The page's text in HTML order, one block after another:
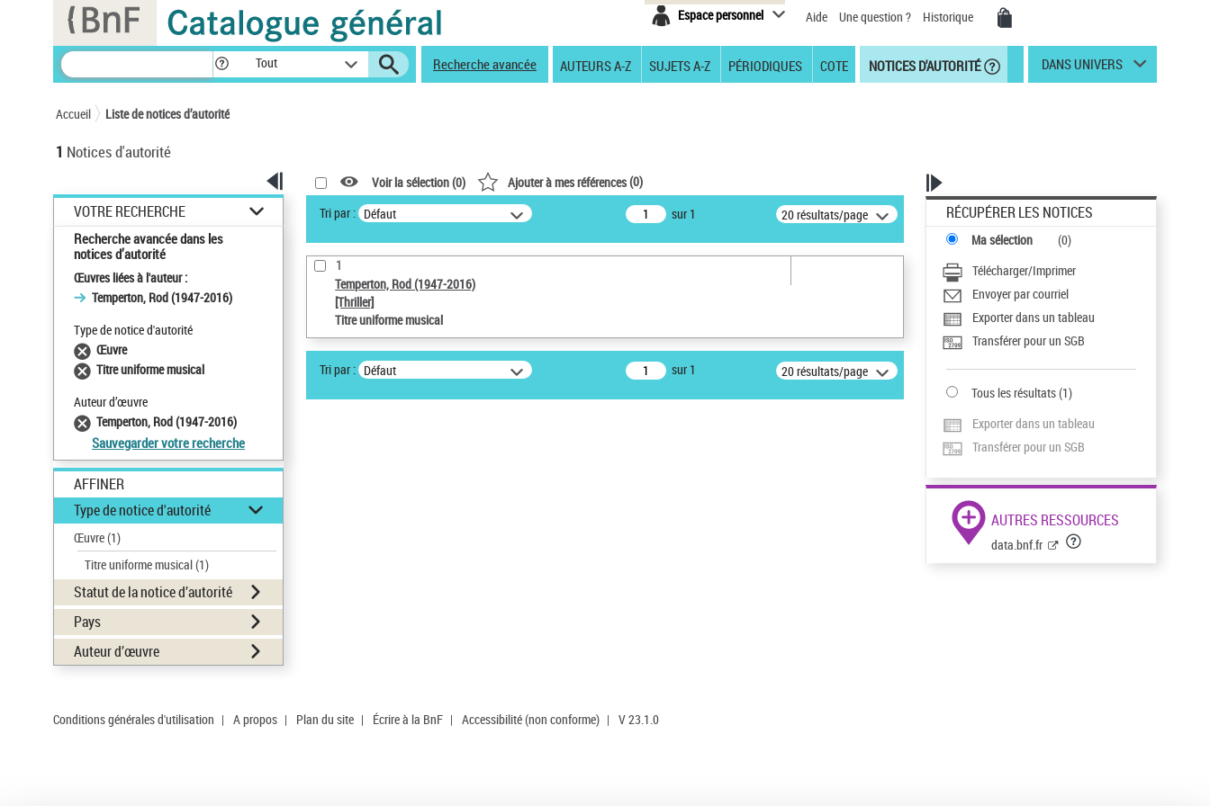
Espace personnel Aide Une question ? Historique
Tout Recherche avancée AUTEURS A-Z SUJETS A-Z PÉRIODIQUES COTE NOTICES D'AUTORITÉ DANS UNIVERS
Accueil Liste de notices d’autorité
1 Notices d'autorité
VOTRE RECHERCHE
Recherche avancée dans les
notices d’autorité
Œuvres liées à l'auteur :
Temperton, Rod (1947-2016)
Type de notice d'autorité
Œuvre
Titre uniforme musical
Auteur d’œuvre
Temperton, Rod (1947-2016)
Sauvegarder votre recherche
AFFINER
Type de notice d'autorité
Œuvre(1)
Titre uniforme musical(1)
Statut de la notice d’autorité
Pays
Auteur d’œuvre
Voir la sélection (0) Ajouter à mes références(0)
Tri par : Défaut sur 1 20 résultats/page
1
Temperton, Rod (1947-2016)
[Thriller]
Titre uniforme musical
Tri par : Défaut sur 1 20 résultats/page
RÉCUPÉRER LES NOTICES
Ma sélection (0)
Télécharger/Imprimer
Envoyer par courriel
Exporter dans un tableau
Transférer pour un SGB
Tous les résultats(1)
Exporter dans un tableau
Transférer pour un SGB
AUTRES RESSOURCES
data.bnf.fr
Conditions générales d'utilisation | A propos | Plan du site | Écrire à la BnF | Accessibilité (non conforme) | V 23.1.0
Panneau de gestion des cookies